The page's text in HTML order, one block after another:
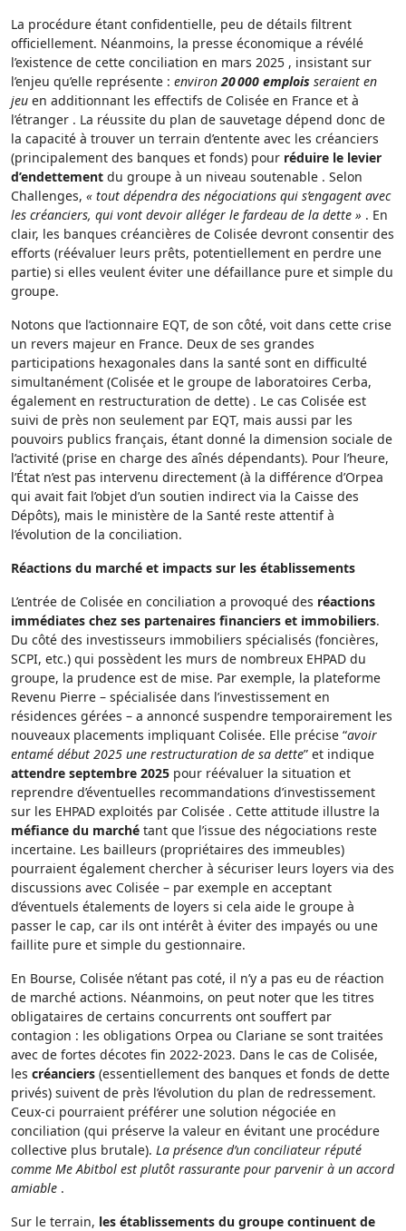
La procédure étant confidentielle, peu de détails filtrent
officiellement. Néanmoins, la presse économique a révélé
l’existence de cette conciliation en mars 2025 , insistant sur
l’enjeu qu’elle représente : environ20 000 emplois seraient en
jeu en additionnant les effectifs de Colisée en France et à
l’étranger . La réussite du plan de sauvetage dépend donc de
la capacité à trouver un terrain d’entente avec les créanciers
(principalement des banques et fonds) pour réduire le levier
d’endettement du groupe à un niveau soutenable . Selon
Challenges, « tout dépendra des négociations qui s’engagent avec
les créanciers, qui vont devoir alléger le fardeau de la dette » . En
clair, les banques créancières de Colisée devront consentir des
efforts (réévaluer leurs prêts, potentiellement en perdre une
partie) si elles veulent éviter une défaillance pure et simple du
groupe.
Notons que l’actionnaire EQT, de son côté, voit dans cette crise
un revers majeur en France. Deux de ses grandes
participations hexagonales dans la santé sont en difficulté
simultanément (Colisée et le groupe de laboratoires Cerba,
également en restructuration de dette) . Le cas Colisée est
suivi de près non seulement par EQT, mais aussi par les
pouvoirs publics français, étant donné la dimension sociale de
l’activité (prise en charge des aînés dépendants). Pour l’heure,
l’État n’est pas intervenu directement (à la différence d’Orpea
qui avait fait l’objet d’un soutien indirect via la Caisse des
Dépôts), mais le ministère de la Santé reste attentif à
l’évolution de la conciliation.
Réactions du marché et impacts sur les établissements
L’entrée de Colisée en conciliation a provoqué des réactions
immédiates chez ses partenaires financiers et immobiliers.
Du côté des investisseurs immobiliers spécialisés (foncières,
SCPI, etc.) qui possèdent les murs de nombreux EHPAD du
groupe, la prudence est de mise. Par exemple, la plateforme
Revenu Pierre – spécialisée dans l’investissement en
résidences gérées – a annoncé suspendre temporairement les
nouveaux placements impliquant Colisée. Elle précise “avoir
entamé début 2025 une restructuration de sa dette” et indique
attendre septembre 2025 pour réévaluer la situation et
reprendre d’éventuelles recommandations d’investissement
sur les EHPAD exploités par Colisée . Cette attitude illustre la
méfiance du marché tant que l’issue des négociations reste
incertaine. Les bailleurs (propriétaires des immeubles)
pourraient également chercher à sécuriser leurs loyers via des
discussions avec Colisée – par exemple en acceptant
d’éventuels étalements de loyers si cela aide le groupe à
passer le cap, car ils ont intérêt à éviter des impayés ou une
faillite pure et simple du gestionnaire.
En Bourse, Colisée n’étant pas coté, il n’y a pas eu de réaction
de marché actions. Néanmoins, on peut noter que les titres
obligataires de certains concurrents ont souffert par
contagion : les obligations Orpea ou Clariane se sont traitées
avec de fortes décotes fin 2022-2023. Dans le cas de Colisée,
les créanciers (essentiellement des banques et fonds de dette
privés) suivent de près l’évolution du plan de redressement.
Ceux-ci pourraient préférer une solution négociée en
conciliation (qui préserve la valeur en évitant une procédure
collective plus brutale). La présence d’un conciliateur réputé
comme Me Abitbol est plutôt rassurante pour parvenir à un accord
amiable .
Sur le terrain, les établissements du groupe continuent de